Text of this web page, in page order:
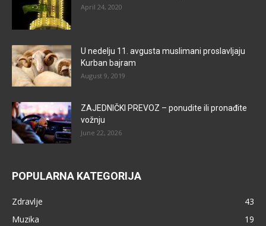
April 24, 2020
U nedelju 11. avgusta muslimani proslavljaju
Kurban bajram
August 9, 2019
ZAJEDNIČKI PREVOZ – ponudite ili pronađite
vožnju
June 22, 2026
POPULARNA KATEGORIJA
Zdravlje
43
Muzika
19